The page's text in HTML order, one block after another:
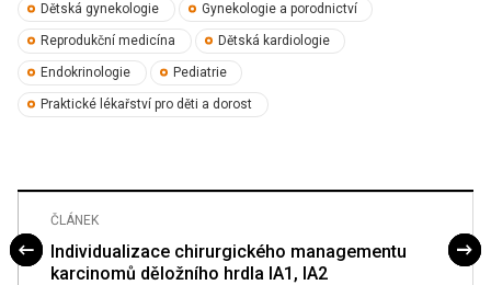
Dětská gynekologie Gynekologie a porodnictví
Reprodukční medicína Dětská kardiologie
Endokrinologie Pediatrie
Praktické lékařství pro děti a dorost
ČLÁNEK
Individualizace chirurgického managementu
karcinomů děložního hrdla IA1, IA2